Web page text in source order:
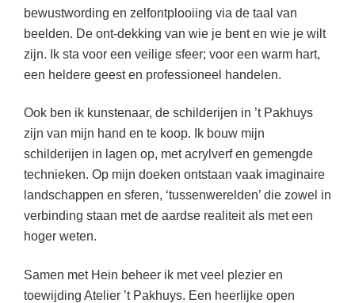
bewustwording en zelfontplooiing via de taal van
beelden. De ont-dekking van wie je bent en wie je wilt
zijn. Ik sta voor een veilige sfeer; voor een warm hart,
een heldere geest en professioneel handelen.
Ook ben ik kunstenaar, de schilderijen in ’t Pakhuys
zijn van mijn hand en te koop. Ik bouw mijn
schilderijen in lagen op, met acrylverf en gemengde
technieken. Op mijn doeken ontstaan vaak imaginaire
landschappen en sferen, ‘tussenwerelden’ die zowel in
verbinding staan met de aardse realiteit als met een
hoger weten.
Samen met Hein beheer ik met veel plezier en
toewijding Atelier ’t Pakhuys. Een heerlijke open